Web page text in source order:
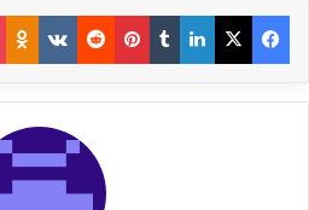
فیس بوک X لینکدین
‫تامبلر‫پین‌ترست
‫رددیت